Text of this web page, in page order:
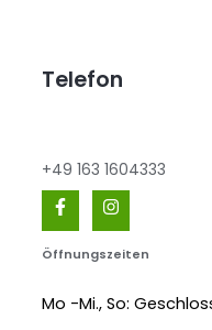
Telefon
+49 163 1604333
Öffnungszeiten
Mo -Mi., So: